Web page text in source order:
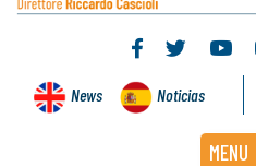
News Noticias
MENU